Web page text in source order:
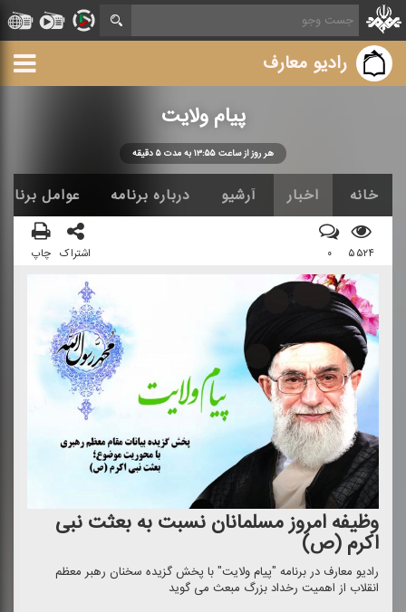
رادیو معارف
پیام ولایت
هر روز از ساعت ۱۳:۵۵ به مدت ۵ دقیقه
خانه اخبار آرشیو درباره برنامه عوامل برنامه
۵۵۲۴ ۰ اشتراک چاپ
وظیفه امروز مسلمانان نسبت به بعثت نبی
اكرم (ص)
رادیو معارف در برنامه "پیام ولایت" با پخش گزیده سخنان رهبر معظم
انقلاب از اهمیت رخداد بزرگ مبعث می گوید